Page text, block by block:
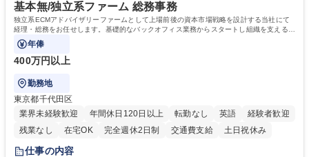
基本無/独立系ファーム 総務事務
独立系ECMアドバイザリーファームとして上場前後の資本市場戦略を設計する当社にて
経理・総務をお任せします。基礎的なバックオフィス業務からスタートし組織を支える専
任担当として広く活躍できる環境です。
年俸
400万円以上
勤務地
東京都千代田区
業界未経験歓迎
年間休日120日以上 転勤なし 英語
経験者歓迎
残業なし
在宅OK 完全週休2日制 交通費支給 土日祝休み
仕事の内容